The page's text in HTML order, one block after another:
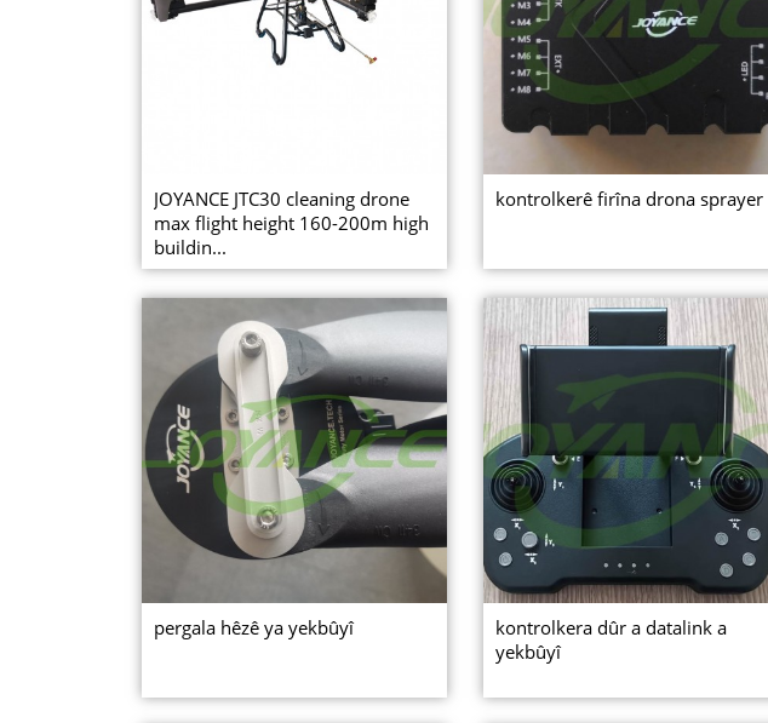
JOYANCE JTC30 cleaning drone
max flight height 160-200m high
buildin...
kontrolkerê firîna drona sprayer
pergala hêzê ya yekbûyî
kontrolkera dûr a datalink a
yekbûyî